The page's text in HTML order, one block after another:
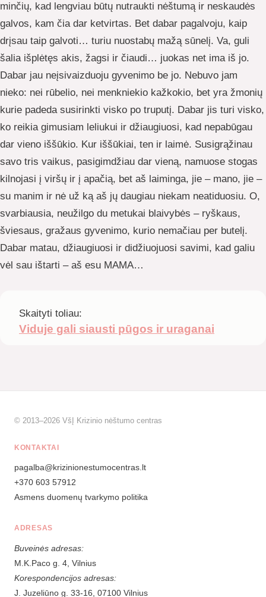
minčių, kad lengviau būtų nutraukti nėštumą ir neskaudės
galvos, kam čia dar ketvirtas. Bet dabar pagalvoju, kaip
drįsau taip galvoti… turiu nuostabų mažą sūnelį. Va, guli
šalia išplėtęs akis, žagsi ir čiaudi… juokas net ima iš jo.
Dabar jau neįsivaizduoju gyvenimo be jo. Nebuvo jam
nieko: nei rūbelio, nei menkniekio kažkokio, bet yra žmonių
kurie padeda susirinkti visko po truputį. Dabar jis turi visko,
ko reikia gimusiam leliukui ir džiaugiuosi, kad nepabūgau
dar vieno iššūkio. Kur iššūkiai, ten ir laimė. Susigrąžinau
savo tris vaikus, pasigimdžiau dar vieną, namuose stogas
kilnojasi į viršų ir į apačią, bet aš laiminga, jie – mano, jie –
su manim ir nė už ką aš jų daugiau niekam neatiduosiu. O,
svarbiausia, neužilgo du metukai blaivybės – ryškaus,
šviesaus, gražaus gyvenimo, kurio nemačiau per butelį.
Dabar matau, džiaugiuosi ir didžiuojuosi savimi, kad galiu
vėl sau ištarti – aš esu MAMA…
Skaityti toliau:
Viduje gali siausti pūgos ir uraganai
© 2013–2026 VšĮ Krizinio nėštumo centras
KONTAKTAI
pagalba@krizinionestumocentras.lt
+370 603 57912
Asmens duomenų tvarkymo politika
ADRESAS
Buveinės adresas:
M.K.Paco g. 4, Vilnius
Korespondencijos adresas:
J. Juzeliūno g. 33-16, 07100 Vilnius